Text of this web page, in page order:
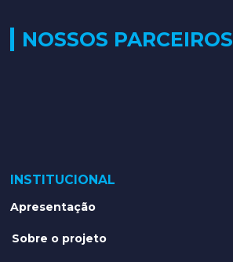
NOSSOS PARCEIROS
INSTITUCIONAL
Apresentação
Sobre o projeto